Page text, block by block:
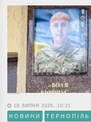
18 ЛИПНЯ 2026, 10:21
НОВИНИ ТЕРНОПІЛЬ